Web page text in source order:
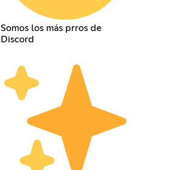
Somos los más prros de
Discord